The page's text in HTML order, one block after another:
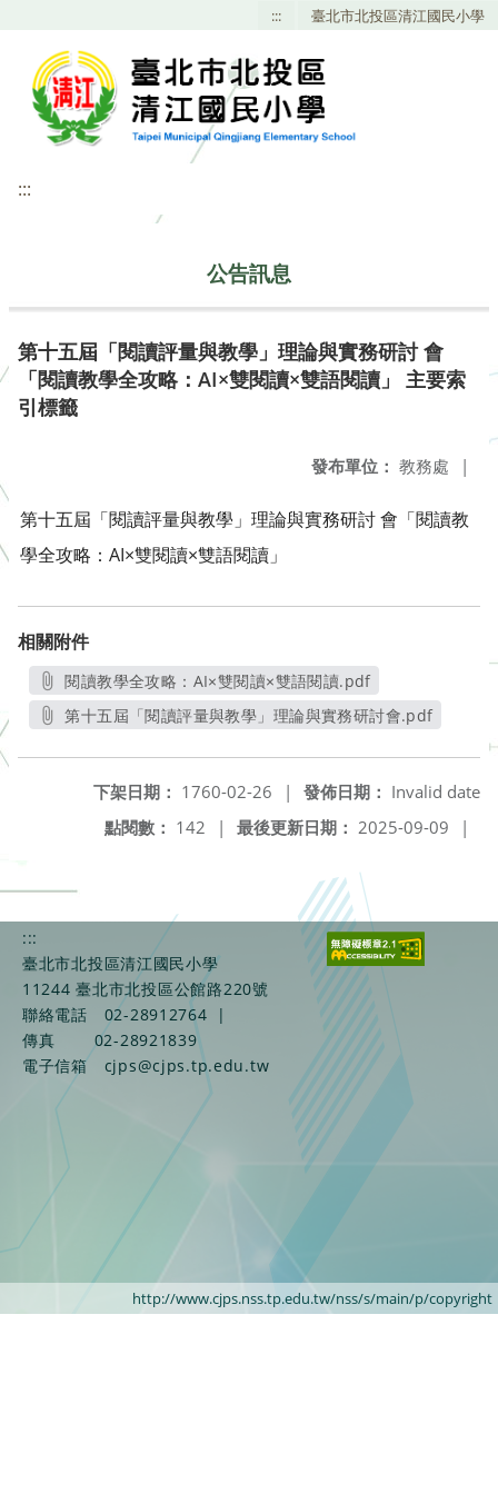
::: 臺北市北投區清江國民小學
:::
公告訊息
第十五屆「閱讀評量與教學」理論與實務研討 會
「閱讀教學全攻略：AI×雙閱讀×雙語閱讀」 主要索
引標籤
發布單位： 教務處 |
第十五屆「閱讀評量與教學」理論與實務研討 會「閱讀教
學全攻略：AI×雙閱讀×雙語閱讀」
相關附件
閱讀教學全攻略：AI×雙閱讀×雙語閱讀.pdf
另開新視窗
第十五屆「閱讀評量與教學」理論與實務研討會.pdf
發佈日期： Invalid date
下架日期： 1760-02-26
|
最後更新日期： 2025-09-09 |
點閱數： 142 |
:::
臺北市北投區清江國民小學
11244 臺北市北投區公館路220號
聯絡電話
02-28912764
|
傳真
02-28921839
電子信箱
cjps@cjps.tp.edu.tw
http://www.cjps.nss.tp.edu.tw/nss/s/main/p/copyright